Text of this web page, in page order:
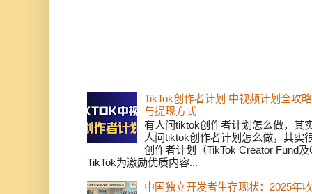
TikTok创作者计划 中视频计划全攻
与提现方式
有人问tiktok创作者计划怎么做，其
人问tiktok创作者计划怎么做，其实
创作者计划（TikTok Creator Fund
TikTok为激励优质内容...
中国独立开发者生存现状：2025年